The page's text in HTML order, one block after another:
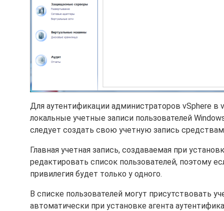
Для аутентификации администраторов vSphere
локальные учетные записи пользователей
следует создать свою учетную запись
Главная учетная запись, создаваемая при
редактировать список пользователей, поэтому
привилегия будет только у одного.
В списке пользователей могут присутствовать
автоматически при установке агента